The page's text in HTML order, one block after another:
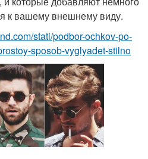
к вашему внешнему виду.
stati/podbor-ochkov-po-
sposob-vyglyadet-stilno